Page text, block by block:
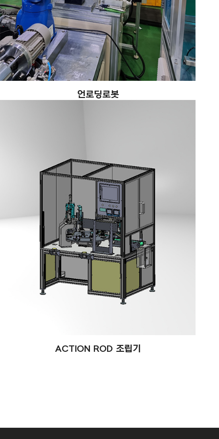
언로딩로봇
ACTION ROD 조립기